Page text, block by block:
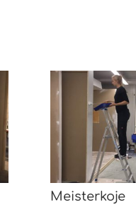
Meisterkoje